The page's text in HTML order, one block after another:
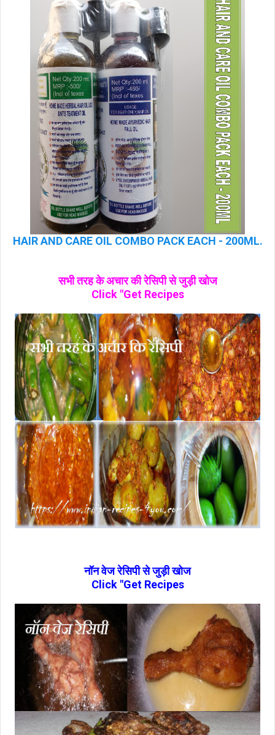
HAIR AND CARE OIL COMBO PACK EACH - 200ML.
सभी तरह के अचार की रेसिपी से जुड़ी खोज
Click "Get Recipes
नॉन वेज रेसिपी से जुड़ी खोज
Click "Get Recipes